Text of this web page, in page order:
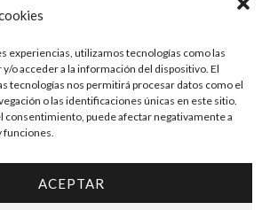
experiencias, utilizamos tecnologías como las
o acceder a la información del dispositivo. El
tecnologías nos permitirá procesar datos como el
o las identificaciones únicas en este sitio.
consentimiento, puede afectar negativamente a
funciones.
ACEPTAR
info@originofcomics.com
Facebook
Instagram